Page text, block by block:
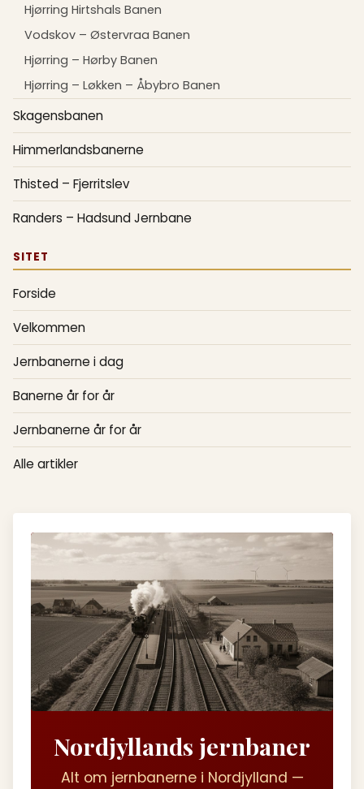
Hjørring Hirtshals Banen
Vodskov – Østervraa Banen
Hjørring – Hørby Banen
Hjørring – Løkken – Åbybro Banen
Skagensbanen
Himmerlandsbanerne
Thisted – Fjerritslev
Randers – Hadsund Jernbane
SITET
Forside
Velkommen
Jernbanerne i dag
Banerne år for år
Jernbanerne år for år
Alle artikler
Nordjyllands jernbaner
Alt om jernbanerne i Nordjylland —